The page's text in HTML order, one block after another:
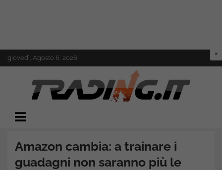
Skip
to
giovedì, Agosto 6, 2026
Trading.it
Amazon cambia: a trainare i
guadagni non saranno più le